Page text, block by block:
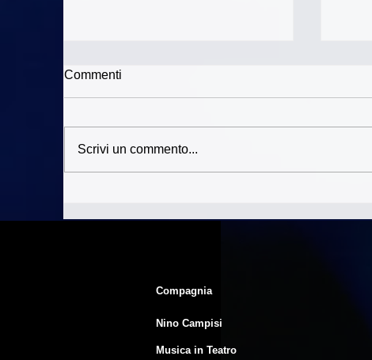
Commenti
Scrivi un commento...
Compagnia
Nino Campisi
Musica in Teatro